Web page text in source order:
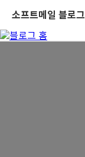
소프트메일 블로그